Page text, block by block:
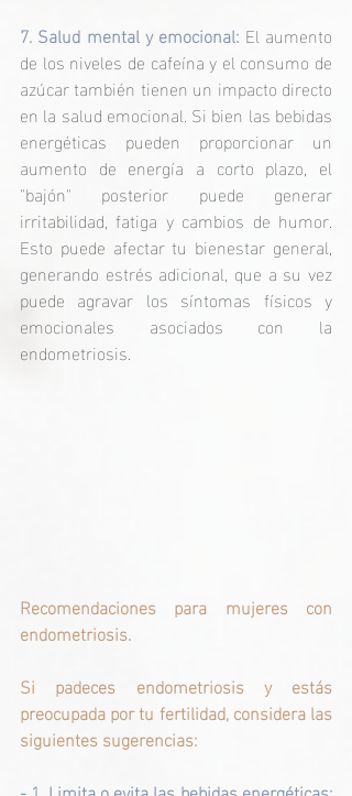
7. Salud mental y emocional: El aumento
de los niveles de cafeína y el consumo de
azúcar también tienen un impacto directo
en la salud emocional. Si bien las bebidas
energéticas pueden proporcionar un
aumento de energía a corto plazo, el
"bajón" posterior puede generar
irritabilidad, fatiga y cambios de humor.
Esto puede afectar tu bienestar general,
generando estrés adicional, que a su vez
puede agravar los síntomas físicos y
emocionales asociados con la
endometriosis.
Recomendaciones para mujeres con
endometriosis.
Si padeces endometriosis y estás
preocupada por tu fertilidad, considera las
siguientes sugerencias: